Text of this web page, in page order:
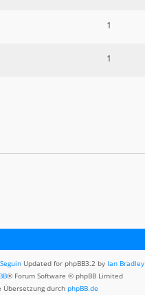
1
1
Updated for phpBB3.2 by Ian Bradley
® Forum Software © phpBB Limited
Übersetzung durch phpBB.de